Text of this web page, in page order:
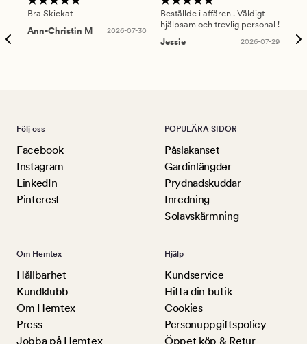
Bra Skickat
Ann-Christin M
2026-07-30
Beställde i affären . Väldigt
hjälpsam och trevlig personal !
Jessie
2026-07-29
Följ oss
Facebook
Instagram
LinkedIn
Pinterest
POPULÄRA SIDOR
Påslakanset
Gardinlängder
Prydnadskuddar
Inredning
Solavskärmning
Om Hemtex
Hållbarhet
Kundklubb
Om Hemtex
Press
Jobba på Hemtex
Hjälp
Kundservice
Hitta din butik
Cookies
Personuppgiftspolicy
Öppet köp & Retur